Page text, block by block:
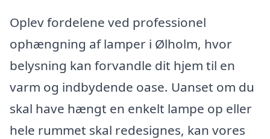
Oplev fordelene ved professionel
ophængning af lamper i Ølholm, hvor
belysning kan forvandle dit hjem til en
varm og indbydende oase. Uanset om du
skal have hængt en enkelt lampe op eller
hele rummet skal redesignes, kan vores